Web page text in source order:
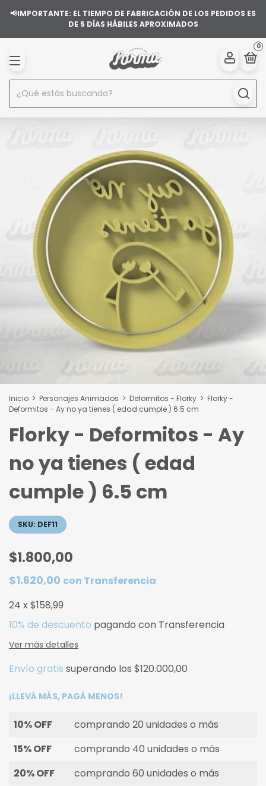
📢IMPORTANTE: EL TIEMPO DE FABRICACIÓN DE LOS PEDIDOS ES
DE 5 DÍAS HÁBILES APROXIMADOS
0
Inicio > Personajes Animados > Deformitos - Florky > Florky -
Deformitos - Ay no ya tienes ( edad cumple ) 6.5 cm
Florky - Deformitos - Ay
no ya tienes ( edad
cumple ) 6.5 cm
SKU: DEF11
$1.800,00
$1.620,00 con Transferencia
24 x$158,99
10% de descuento pagando con Transferencia
Ver más detalles
Envío gratis superando los $120.000,00
¡LLEVÁ MÁS, PAGÁ MENOS!
10% OFF
comprando 20 unidades o más
15% OFF
comprando 40 unidades o más
20% OFF
comprando 60 unidades o más